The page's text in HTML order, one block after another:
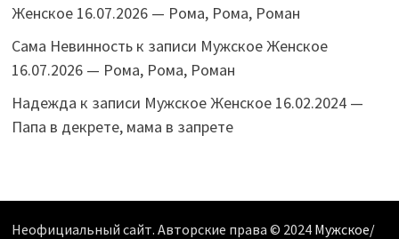
Женское 16.07.2026 — Рома, Рома, Роман
Сама Невинностьк записи Мужское Женское
16.07.2026 — Рома, Рома, Роман
Надежда к записи Мужское Женское 16.02.2024 —
Папа в декрете, мама в запрете
Неофициальный сайт. Авторские права © 2024 Мужское/